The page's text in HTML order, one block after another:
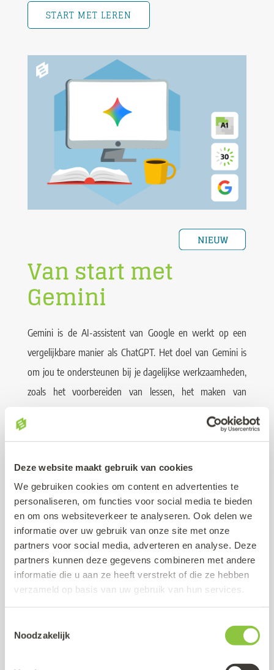
Deze website maakt gebruik van cookies
We gebruiken cookies om content en advertenties te
personaliseren, om functies voor social media te bieden
en om ons websiteverkeer te analyseren. Ook delen we
informatie over uw gebruik van onze site met onze
partners voor social media, adverteren en analyse. Deze
partners kunnen deze gegevens combineren met andere
informatie die u aan ze heeft verstrekt of die ze hebben
verzameld op basis van uw gebruik van hun services.
Noodzakelijk
START MET LEREN
Van start met
Gemini
Gemini is de AI-assistent van Google en werkt op een
vergelijkbare manier als ChatGPT. Het doel van Gemini is
om jou te ondersteunen bij je dagelijkse werkzaamheden,
zoals het voorbereiden van lessen, het maken van
START MET LEREN